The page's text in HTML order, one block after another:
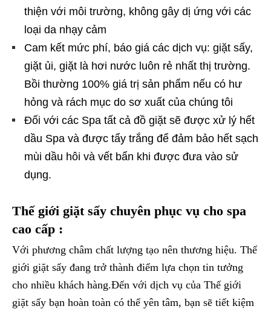
thiện với môi trường, không gây dị ứng với các
loại da nhạy cảm
Cam kết mức phí, báo giá các dịch vụ: giặt sấy,
giặt ủi, giặt là hơi nước luôn rẻ nhất thị trường.
Bồi thường 100% giá trị sản phẩm nếu có hư
hỏng và rách mục do sơ xuất của chúng tôi
Đối với các Spa tất cả đồ giặt sẽ được xử lý hết
dầu Spa và được tẩy trắng để đảm bảo hết sạch
mùi dầu hôi và vết bẩn khi được đưa vào sử
dụng.
Thế giới giặt sấy chuyên phục vụ cho spa
cao cấp :
Với phương châm chất lượng tạo nên thương hiệu. Thế
giới giặt sấy đang trở thành điểm lựa chọn tin tưởng
cho nhiều khách hàng.Đến với dịch vụ của Thế giới
giặt sấy bạn hoàn toàn có thể yên tâm, bạn sẽ tiết kiệm